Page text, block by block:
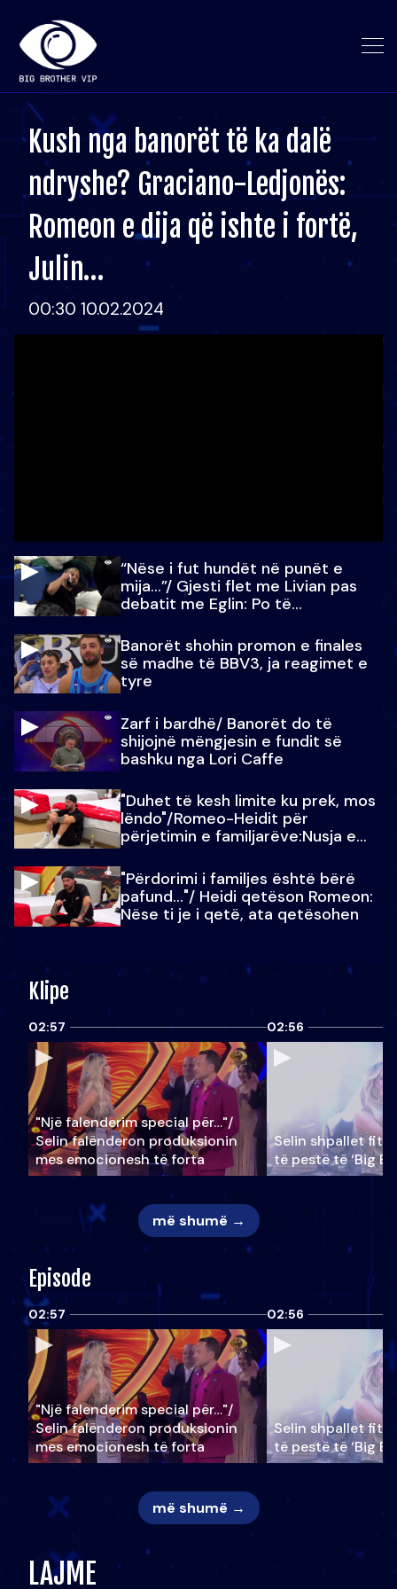
Kush nga banorët të ka dalë
ndryshe? Graciano-Ledjonës:
Romeon e dija që ishte i fortë,
Julin…
00:30 10.02.2024
“Nëse i fut hundët në punët e
mija…”/ Gjesti flet me Livian pas
debatit me Eglin: Po të
Banorët shohin promon e finales
së madhe të BBV3, ja reagimet e
tyre
Zarf i bardhë/ Banorët do të
shijojnë mëngjesin e fundit së
bashku nga Lori Caffe
"Duhet të kesh limite ku prek, mos
lëndo"/Romeo-Heidit për
përjetimin e familjarëve:Nusja e
"Përdorimi i familjes është bërë
pafund…"/ Heidi qetëson Romeon:
Nëse ti je i qetë, ata qetësohen
Klipe
02:57
"Një falenderim special për…"/
Selin falënderon produksionin
mes emocionesh të forta
02:56
Selin shpallet
të pestë të ‘Big
më shumë →
Episode
02:57
"Një falenderim special për…"/
Selin falënderon produksionin
mes emocionesh të forta
02:56
Selin shpallet
të pestë të ‘Big
më shumë →
LAJME